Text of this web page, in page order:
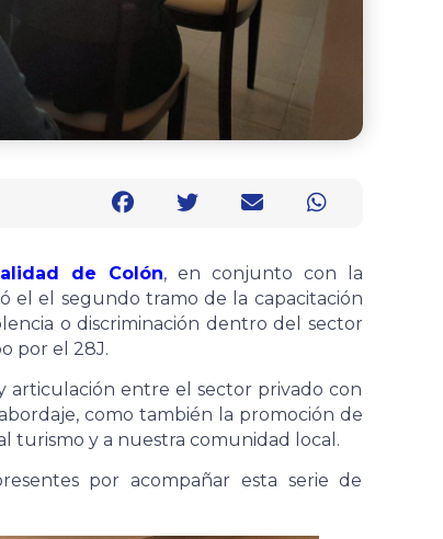
de Colón, en conjunto con la
el el segundo tramo de la capacitación
o discriminación dentro del sector
por el 28J.
articulación entre el sector privado con
como también la promoción de
turismo y a nuestra comunidad local.
por acompañar esta serie de